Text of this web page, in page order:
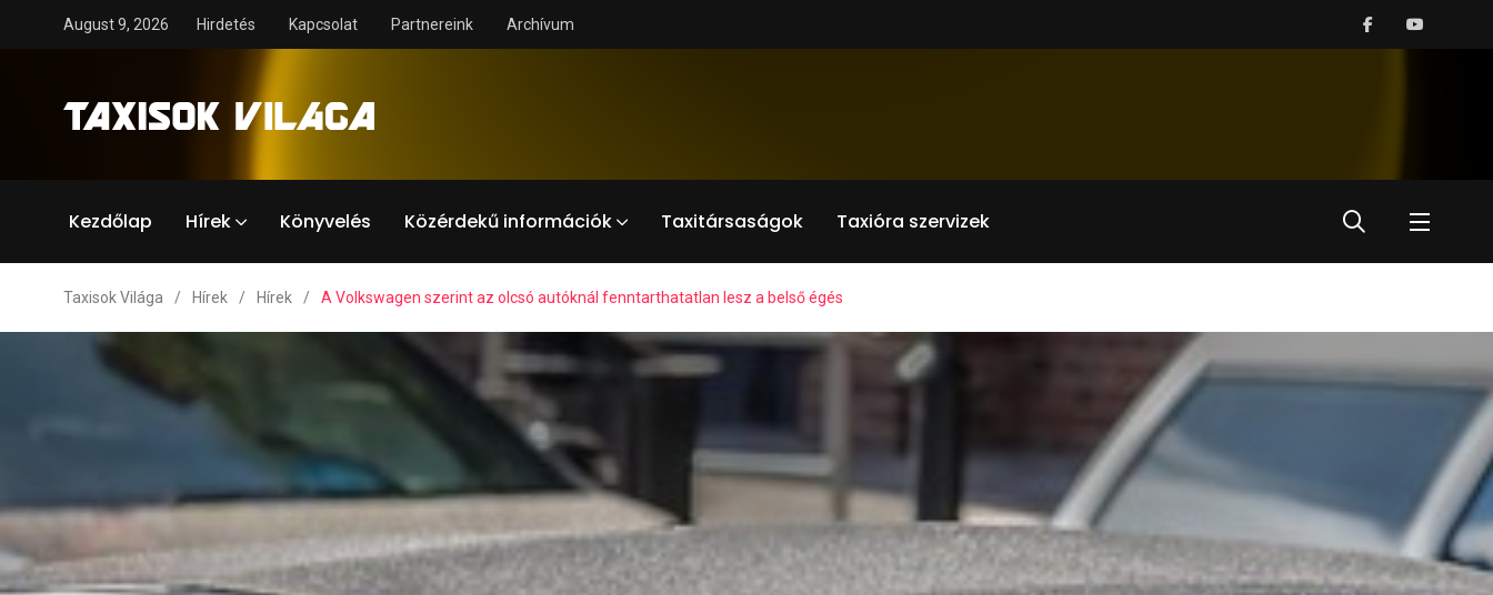
August 9, 2026 Hirdetés Kapcsolat Partnereink Archívum
Kezdőlap Hírek Könyvelés Közérdekű információk Taxitársaságok Taxióra szervizek
Taxisok Világa / Hírek / Hírek / A Volkswagen szerint az olcsó autóknál fenntarthatatlan lesz a belső égés